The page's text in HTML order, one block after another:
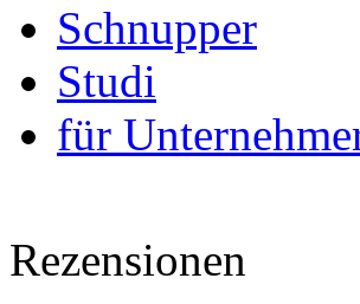
Schnupper
Studi
für
Rezensionen